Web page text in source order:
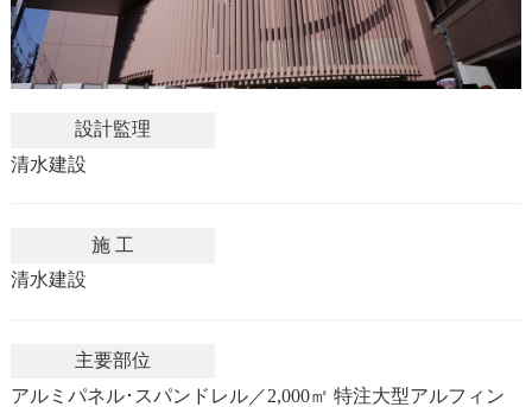
設計監理
清水建設
施 工
清水建設
主要部位
アルミパネル･スパンドレル／2,000㎡ 特注大型アルフィン